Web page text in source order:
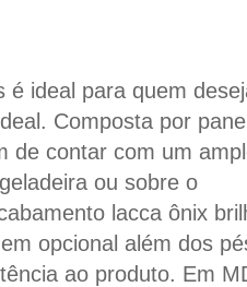
é ideal para quem
Composta por
de contar com um
ou sobre o
lacca ônix
opcional além dos
ao produto. Em